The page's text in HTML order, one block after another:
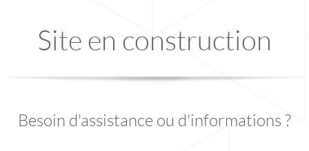
Site en construction
Besoin d'assistance ou d'informations ?